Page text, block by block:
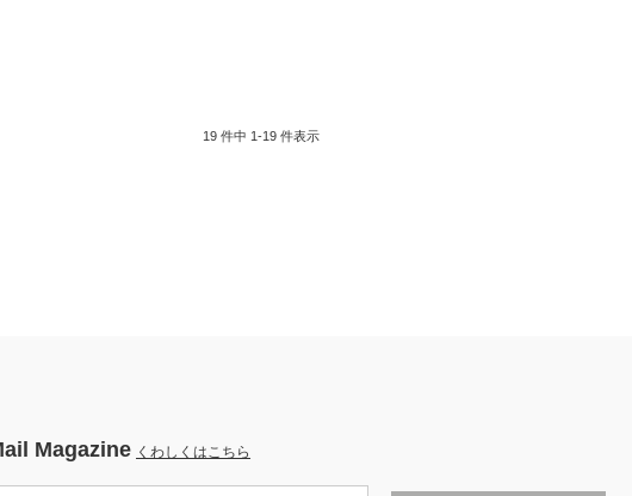
19 件中 1-19 件表示
Magazine くわしくはこちら